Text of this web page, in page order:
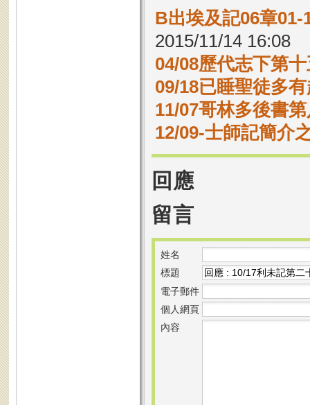
B出埃及記06章
2015/11/14 16:08
04/08歷代志下第
09/18已睡聖徒多
11/07哥林多後書
12/09-士師記簡介
回應
留言
姓名
標題
電子郵件
個人網頁
內容